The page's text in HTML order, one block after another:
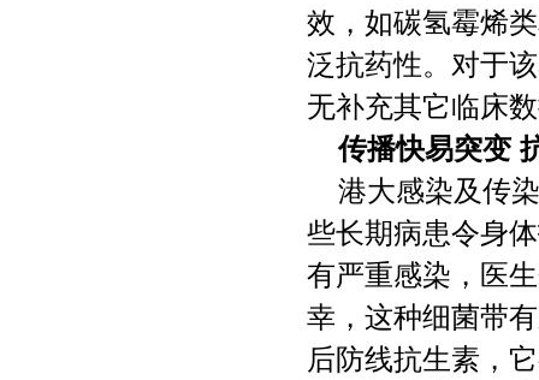
效，如碳氢霉烯
泛抗药性。对于
无补充其它临床
传播快易突变
港大感染及传
些长期病患令身
有严重感染，医
幸，这种细菌带
后防线抗生素，